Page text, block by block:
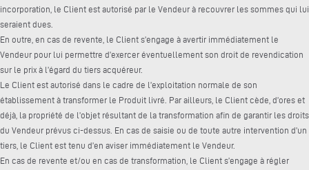
incorporation, le Client est autorisé par le Vendeur à recouvrer les sommes qui lui
seraient dues.
En outre, en cas de revente, le Client s’engage à avertir immédiatement le
Vendeur pour lui permettre d’exercer éventuellement son droit de revendication
sur le prix à l’égard du tiers acquéreur.
Le Client est autorisé dans le cadre de l’exploitation normale de son
établissement à transformer le Produit livré. Par ailleurs, le Client cède, d’ores et
déjà, la propriété de l’objet résultant de la transformation afin de garantir les droits
du Vendeur prévus ci-dessus. En cas de saisie ou de toute autre intervention d’un
tiers, le Client est tenu d’en aviser immédiatement le Vendeur.
En cas de revente et/ou en cas de transformation, le Client s’engage à régler